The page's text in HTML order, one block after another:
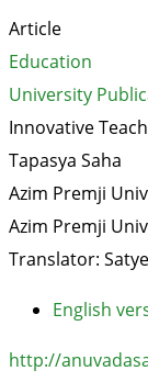
Article
Education
University
Innovative
Tapasya Saha
Azim Premji
Azim Premji
Translator:
English
http://